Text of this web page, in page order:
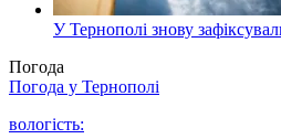
У Тернополі знову
Погода
Погода у Тернополі
вологість: